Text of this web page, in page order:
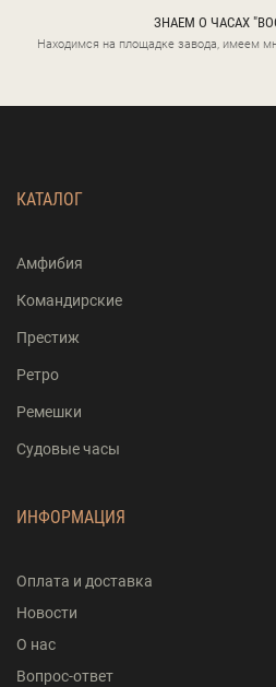
ЗНАЕМ О ЧАСАХ
Находимся на площадке завода, имеем
КАТАЛОГ
Амфибия
Командирские
Престиж
Ретро
Ремешки
Судовые часы
ИНФОРМАЦИЯ
Оплата и доставка
Новости
О нас
Вопрос-ответ